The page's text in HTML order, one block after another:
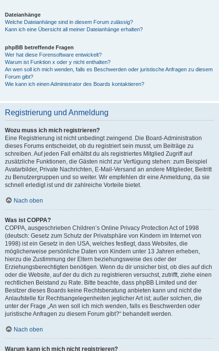
Dateianhänge
Welche Dateianhänge sind in diesem Forum zulässig?
Kann ich eine Übersicht all meiner Dateianhänge erhalten?
phpBB betreffende Fragen
Wer hat diese Forensoftware entwickelt?
Warum ist Funktion x oder y nicht enthalten?
An wen soll ich mich wenden, falls es Beschwerden oder juristische Anfragen zu diesem
Forum gibt?
Wie kann ich einen Administrator des Boards kontaktieren?
Registrierung und Anmeldung
Wozu muss ich mich registrieren?
Eine Registrierung ist nicht unbedingt zwingend. Die Board-Administration
dieses Forums entscheidet, ob du registriert sein musst, um Beiträge zu
schreiben. Auf jeden Fall erhältst du als registriertes Mitglied Zugriff auf
zusätzliche Funktionen, die Gästen nicht zur Verfügung stehen: zum Beispiel
Avatarbilder, Private Nachrichten, E-Mail-Versand an andere Mitglieder, Beitritt
zu Benutzergruppen und so weiter. Wir empfehlen dir eine Anmeldung, da sie
schnell erledigt ist und dir zahlreiche Vorteile bietet.
Nach oben
Was ist COPPA?
COPPA, ausgeschrieben Children’s Online Privacy Protection Act of 1998
(deutsch: Gesetz zum Schutz der Privatsphäre von Kindern im Internet von
1998) ist ein Gesetz in den USA, welches festlegt, dass Websites, die
möglicherweise persönliche Daten von Kindern unter 13 Jahren erheben,
hierzu die Zustimmung der Eltern beziehungsweise des oder der
Erziehungsberechtigten benötigen. Wenn du dir unsicher bist, ob dies auf dich
oder die Website, auf der du dich zu registrieren versuchst, zutrifft, ziehe einen
rechtlichen Beistand zu Rate. Bitte beachte, dass phpBB Limited und der
Besitzer dieses Boards keine Rechtsberatung anbieten kann und nicht die
Anlaufstelle für Rechtsangelegenheiten jeglicher Art ist; außer solchen, die
unter der Frage „An wen soll ich mich wenden, falls es Beschwerden oder
juristische Anfragen zu diesem Forum gibt?“ behandelt werden.
Nach oben
Warum kann ich mich nicht registrieren?